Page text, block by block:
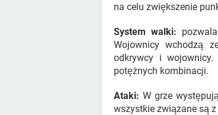
na celu zwiększenie
System walki:
Wojownicy wchodzą
odkrywcy i
potężnych kombinacji.
Ataki: W grze
wszystkie związane są